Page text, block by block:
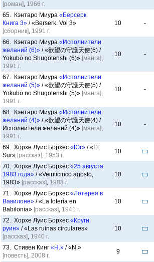
[роман], 1966 г.
65. Кэнтаро Миура «Берсерк.
Книга 3» / «Berserk. Vol 3»
[сборник], 1991 г.
10 -
66. Кэнтаро Миура «Исполнители
желаний (6)» / «欲望の守護天使(6) /
Yokubō no Shugotenshi (6)» [манга],
1991 г.
10 -
67. Кэнтаро Миура «Исполнители
желаний (5)» / «欲望の守護天使(5) /
Yokubō no Shugotenshi (5)» [манга],
1991 г.
10 -
68. Кэнтаро Миура «Исполнители
желаний (4)» / «欲望の守護天使(4) /
Исполнители желаний (4)» [манга],
1991 г.
10 -
69. Хорхе Луис Борхес «Юг» / «El
Sur» [рассказ], 1953 г.
10
70. Хорхе Луис Борхес «25 августа
1983 года» / «Veinticinco agosto,
1983» [рассказ], 1983 г.
10
71. Хорхе Луис Борхес «Лотерея в
Вавилоне» / «La lotería en
Babilonia» [рассказ], 1941 г.
10
72. Хорхе Луис Борхес «Круги
руин» / «Las ruinas circulares»
[рассказ], 1940 г.
10
73. Стивен Кинг «Н.» / «N.»
[повесть], 2008 г.
9